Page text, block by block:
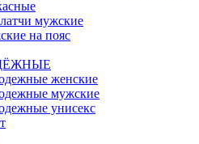
мужские
на пояс
женские
мужские
унисекс